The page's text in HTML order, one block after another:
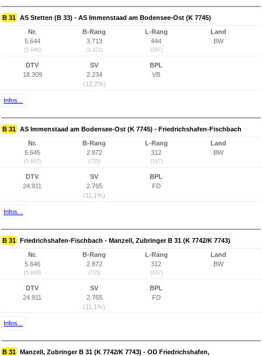
B 31 AS Stetten (B 33) - AS Immenstaad am Bodensee-Ost (K 7745)
Nr.
5.644
(5.646)
B-Rang
3.713
(1.421)
L-Rang
444
(297)
Land
BW
DTV
18.309
SV
2.234
(12,2%)
BPL
VB
Infos...
B 31 AS Immenstaad am Bodensee-Ost (K 7745) - Friedrichshafen-Fischbach
Nr.
5.645
(5.647)
B-Rang
2.872
(725)
L-Rang
312
(167)
Land
BW
DTV
24.911
SV
2.765
(11,1%)
BPL
FD
Infos...
B 31 Friedrichshafen-Fischbach - Manzell, Zubringer B 31 (K 7742/K 7743)
Nr.
5.646
(5.648)
B-Rang
2.872
(725)
L-Rang
312
(167)
Land
BW
DTV
24.911
SV
2.765
(11,1%)
BPL
FD
Infos...
B 31 Manzell, Zubringer B 31 (K 7742/K 7743) - OD Friedrichshafen,